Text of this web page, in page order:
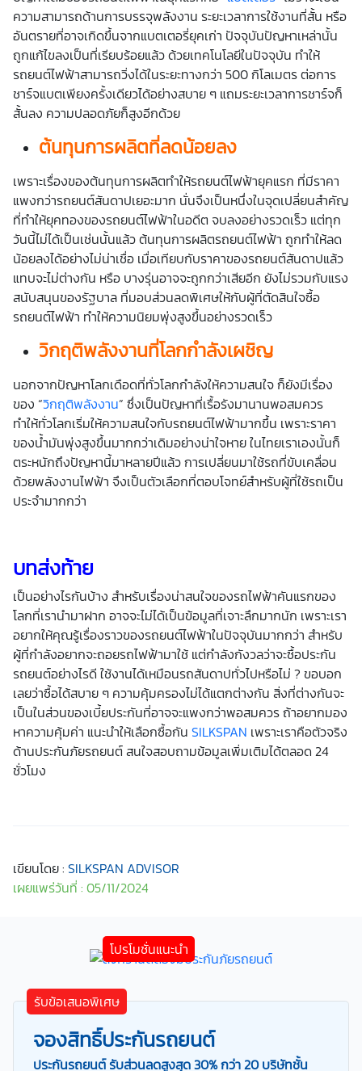
ความสามารถด้านการบรรจุพลังงาน ระยะเวลาการใช้งานที่สั้น หรือ
อันตรายที่อาจเกิดขึ้นจากแบตเตอรี่ยุคเก่า ปัจจุบันปัญหาเหล่านั้น
ถูกแก้ไขลงเป็นที่เรียบร้อยแล้ว ด้วยเทคโนโลยีในปัจจุบัน ทำให้
รถยนต์ไฟฟ้าสามารถวิ่งได้ในระยะทางกว่า 500 กิโลเมตร ต่อการ
ชาร์จแบตเพียงครั้งเดียวได้อย่างสบาย ๆ แถมระยะเวลาการชาร์จก็
สั้นลง ความปลอดภัยก็สูงอีกด้วย
ต้นทุนการผลิตที่ลดน้อยลง
เพราะเรื่องของต้นทุนการผลิตทำให้รถยนต์ไฟฟ้ายุคแรก ที่มีราคา
แพงกว่ารถยนต์สันดาปเยอะมาก นั่นจึงเป็นหนึ่งในจุดเปลี่ยนสำคัญ
ที่ทำให้ยุคทองของรถยนต์ไฟฟ้าในอดีต จบลงอย่างรวดเร็ว แต่ทุก
วันนี้ไม่ได้เป็นเช่นนั้นแล้ว ต้นทุนการผลิตรถยนต์ไฟฟ้า ถูกทำให้ลด
น้อยลงได้อย่างไม่น่าเชื่อ เมื่อเทียบกับราคาของรถยนต์สันดาปแล้ว
แทบจะไม่ต่างกัน หรือ บางรุ่นอาจจะถูกกว่าเสียอีก ยังไม่รวมกับแรง
สนับสนุนของรัฐบาล ที่มอบส่วนลดพิเศษให้กับผู้ที่ตัดสินใจซื้อ
รถยนต์ไฟฟ้า ทำให้ความนิยมพุ่งสูงขึ้นอย่างรวดเร็ว
วิกฤติพลังงานที่โลกกำลังเผชิญ
นอกจากปัญหาโลกเดือดที่ทั่วโลกกำลังให้ความสนใจ ก็ยังมีเรื่อง
ของ “วิกฤติพลังงาน” ซึ่งเป็นปัญหาที่เรื้อรังมานานพอสมควร
ทำให้ทั่วโลกเริ่มให้ความสนใจกับรถยนต์ไฟฟ้ามากขึ้น เพราะราคา
ของน้ำมันพุ่งสูงขึ้นมากกว่าเดิมอย่างน่าใจหาย ในไทยเราเองนั้นก็
ตระหนักถึงปัญหานี้มาหลายปีแล้ว การเปลี่ยนมาใช้รถที่ขับเคลื่อน
ด้วยพลังงานไฟฟ้า จึงเป็นตัวเลือกที่ตอบโจทย์สำหรับผู้ที่ใช้รถเป็น
ประจำมากกว่า
บทส่งท้าย
เป็นอย่างไรกันบ้าง สำหรับเรื่องน่าสนใจของรถไฟฟ้าคันแรกของ
โลกที่เรานำมาฝาก อาจจะไม่ได้เป็นข้อมูลที่เจาะลึกมากนัก เพราะเรา
อยากให้คุณรู้เรื่องราวของรถยนต์ไฟฟ้าในปัจจุบันมากกว่า สำหรับ
ผู้ที่กำลังอยากจะถอยรถไฟฟ้ามาใช้ แต่กำลังกังวลว่าจะซื้อประกัน
รถยนต์อย่างไรดี ใช้งานได้เหมือนรถสันดาปทั่วไปหรือไม่ ? ขอบอก
เลยว่าซื้อได้สบาย ๆ ความคุ้มครองไม่ได้แตกต่างกัน สิ่งที่ต่างกันจะ
เป็นในส่วนของเบี้ยประกันที่อาจจะแพงกว่าพอสมควร ถ้าอยากมอง
หาความคุ้มค่า แนะนำให้เลือกซื้อกัน SILKSPAN เพราะเราคือตัวจริง
ด้านประกันภัยรถยนต์ สนใจสอบถามข้อมูลเพิ่มเติมได้ตลอด 24
ชั่วโมง
เขียนโดย : SILKSPAN ADVISOR
เผยแพร่วันที่ : 05/11/2024
รับข้อเสนอพิเศษ
จองสิทธิ์ประกันรถยนต์
ประกันรถยนต์ รับส่วนลดสูงสุด 30% กว่า 20 บริษัทชั้น